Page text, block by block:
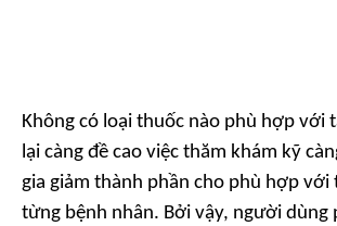
Không có loại thuốc nào phù hợp với
lại càng đề cao việc thăm khám kỹ
gia giảm thành phần cho phù hợp với
từng bệnh nhân. Bởi vậy, người dùng